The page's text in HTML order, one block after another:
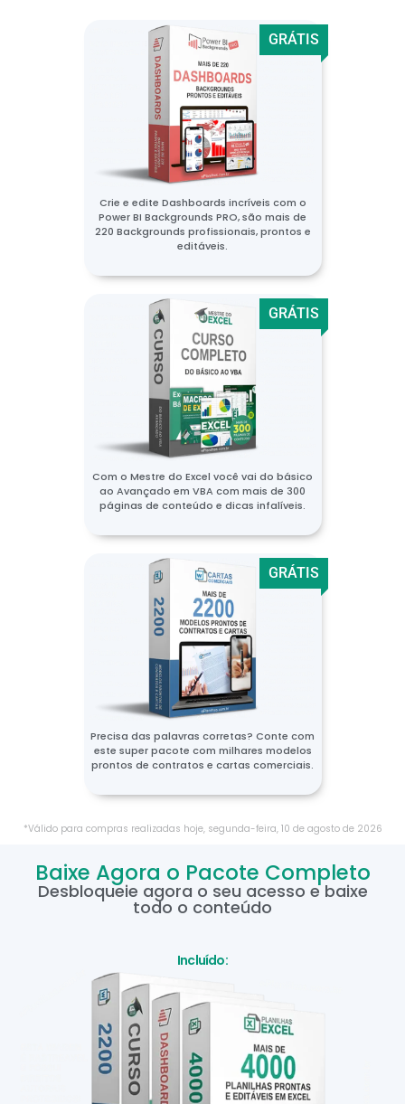
GRÁTIS
Crie e edite Dashboards incríveis com o
Power BI Backgrounds PRO, são mais de
220 Backgrounds profissionais, prontos e
editáveis.
GRÁTIS
Com o Mestre do Excel você vai do básico
ao Avançado em VBA com mais de 300
páginas de conteúdo e dicas infalíveis.
GRÁTIS
Precisa das palavras corretas? Conte com
este super pacote com milhares modelos
prontos de contratos e cartas comerciais.
*Válido para compras realizadas hoje, segunda-feira, 10 de agostode 2026
Baixe Agora o Pacote Completo
Desbloqueie agora o seu acesso e baixe
todo o conteúdo
Incluído: